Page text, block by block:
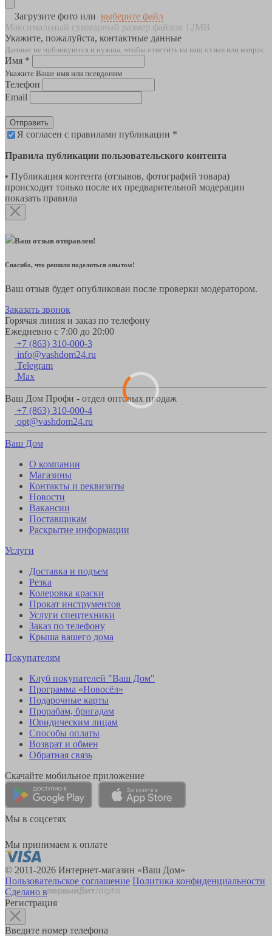
Загрузите фото или выберите файл
Максимальный суммарный размер файлов 12MB
Укажите, пожалуйста, контактные данные
Данные не публикуются и нужны, чтобы ответить на ваш отзыв или вопрос
Имя *
Укажите Ваше имя или псевдоним
Телефон
Email
Отправить
Я согласен с правилами публикации *
Правила публикации пользовательского контента
• Публикация контента (отзывов, фотографий товара)
происходит только после их предварительной модерации
показать правила
Ваш отзыв отправлен!
Спасибо, что решили поделиться опытом!
Ваш отзыв будет опубликован после проверки модератором.
Заказать звонок
Горячая линия и заказ по телефону
Ежедневно с 7:00 до 20:00
+7 (863) 310-000-3
info@vashdom24.ru
Telegram
Max
Ваш Дом Профи - отдел оптовых продаж
+7 (863) 310-000-4
opt@vashdom24.ru
Ваш Дом
О компании
Магазины
Контакты и реквизиты
Новости
Вакансии
Поставщикам
Раскрытие информации
Услуги
Доставка и подъем
Резка
Колеровка краски
Прокат инструментов
Услуги спецтехники
Заказ по телефону
Крыша вашего дома
Покупателям
Клуб покупателей "Ваш Дом"
Программа «Новосёл»
Подарочные карты
Прорабам, бригадам
Юридическим лицам
Способы оплаты
Возврат и обмен
Обратная связь
Скачайте мобильное приложение
Мы в соцсетях
Мы принимаем к оплате
© 2011-2026 Интернет-магазин «Ваш Дом»
Пользовательское соглашение Политика конфиденциальности
Сделано в
Регистрация
Введите номер телефона